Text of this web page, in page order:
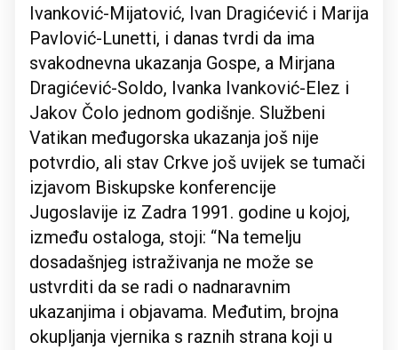
Ivanković-Mijatović, Ivan Dragićević i Marija
Pavlović-Lunetti, i danas tvrdi da ima
svakodnevna ukazanja Gospe, a Mirjana
Dragićević-Soldo, Ivanka Ivanković-Elez i
Jakov Čolo jednom godišnje. Službeni
Vatikan međugorska ukazanja još nije
potvrdio, ali stav Crkve još uvijek se tumači
izjavom Biskupske konferencije
Jugoslavije iz Zadra 1991. godine u kojoj,
između ostaloga, stoji: “Na temelju
dosadašnjeg istraživanja ne može se
ustvrditi da se radi o nadnaravnim
ukazanjima i objavama. Međutim, brojna
okupljanja vjernika s raznih strana koji u